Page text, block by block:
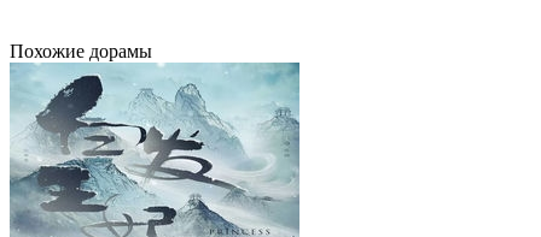
Похожие дорамы